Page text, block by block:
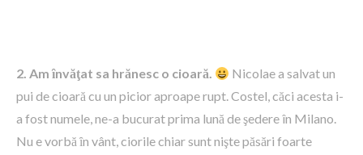
2. Am ȋnvăţat sa hrănesc o cioară.
Nicolae a salvat un
pui de cioară cu un picior aproape rupt. Costel, căci acesta i-
a fost numele, ne-a bucurat prima lună de şedere în Milano.
Nu e vorbă ȋn vânt, ciorile chiar sunt nişte păsări foarte